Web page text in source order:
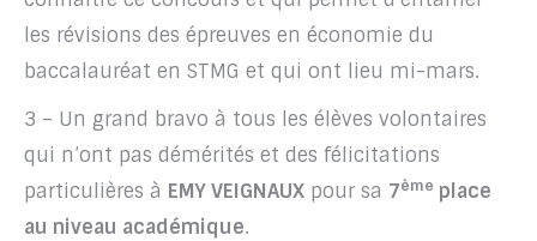
les révisions des épreuves en économie du
baccalauréat en STMG et qui ont lieu mi-mars.
3 – Un grand bravo à tous les élèves volontaires
qui n’ont pas démérités et des félicitations
particulières à EMY VEIGNAUX pour sa 7ème place
au niveau académique.